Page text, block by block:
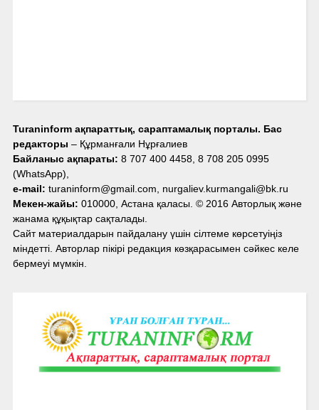
Turaninform ақпараттық, сараптамалық порталы. Бас
редакторы – Құрманғали Нұрғалиев
Байланыс ақпараты: 8 707 400 4458, 8 708 205 0995
(WhatsApp),
e-mail: turaninform@gmail.com, nurgaliev.kurmangali@bk.ru
Мекен-жайы: 010000, Астана қаласы. © 2016 Авторлық және
жанама құқықтар сақталады.
Сайт материалдарын пайдалану үшін сілтеме көрсетуіңіз
міндетті. Авторлар пікірі редакция көзқарасымен сәйкес келе
бермеуі мүмкін.